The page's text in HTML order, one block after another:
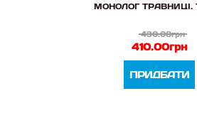
МОНОЛОГ ТРАВНИЦІ.
430.00грн
410.00грн
ПРИДБАТИ